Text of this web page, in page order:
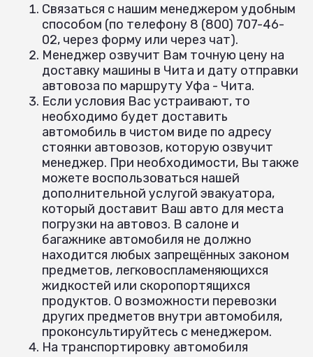
Связаться с нашим менеджером удобным
способом (по телефону 8 (800) 707-46-
02, через форму или через чат).
Менеджер озвучит Вам точную цену на
доставку машины в Чита и дату отправки
автовоза по маршруту Уфа - Чита.
Если условия Вас устраивают, то
необходимо будет доставить
автомобиль в чистом виде по адресу
стоянки автовозов, которую озвучит
менеджер. При необходимости, Вы также
можете воспользоваться нашей
дополнительной услугой эвакуатора,
который доставит Ваш авто для места
погрузки на автовоз. В салоне и
багажнике автомобиля не должно
находится любых запрещённых законом
предметов, легковоспламеняющихся
жидкостей или скоропортящихся
продуктов. О возможности перевозки
других предметов внутри автомобиля,
проконсультируйтесь с менеджером.
На транспортировку автомобиля